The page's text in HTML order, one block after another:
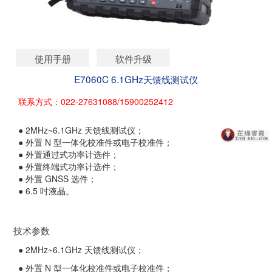
使用手册
软件升级
E7060C 6.1GHz天馈线测试仪
联系方式：022-27631088/15900252412
● 2MHz~6.1GHz 天馈线测试仪；
● 外置 N 型一体化校准件或电子校准件；
● 外置通过式功率计选件；
● 外置终端式功率计选件；
● 外置 GNSS 选件；
● 6.5 吋液晶。
技术参数
● 2MHz~6.1GHz 天馈线测试仪；
● 外置 N 型一体化校准件或电子校准件；